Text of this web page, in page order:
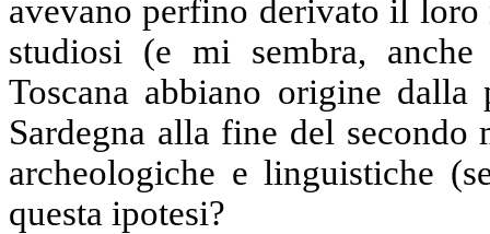
avevano perfino derivato il
studiosi (e mi sembra,
Toscana abbiano origine
Sardegna alla fine del
archeologiche e linguistiche
questa ipotesi?